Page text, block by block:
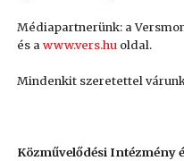
Médiapartnerünk: a
és awww.vers.huoldal.
Mindenkit szeretettel
Közművelődési Intézmény